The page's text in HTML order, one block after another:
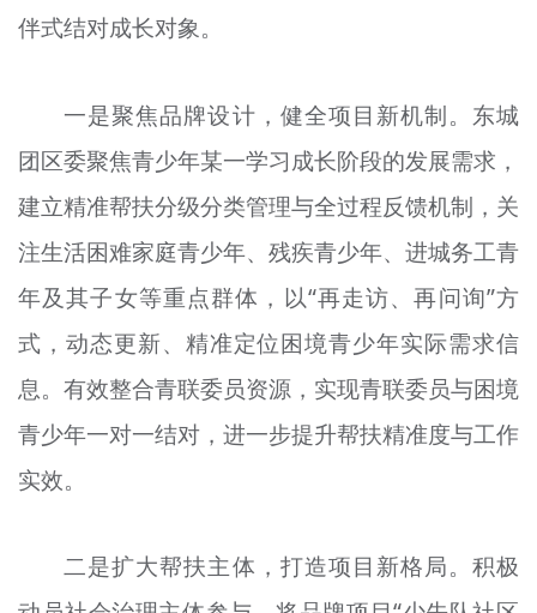
伴式结对成长对象。
一是聚焦品牌设计，健全项目新机制。东城
团区委聚焦青少年某一学习成长阶段的发展需求，
建立精准帮扶分级分类管理与全过程反馈机制，关
注生活困难家庭青少年、残疾青少年、进城务工青
年及其子女等重点群体，以“再走访、再问询”方
式，动态更新、精准定位困境青少年实际需求信
息。有效整合青联委员资源，实现青联委员与困境
青少年一对一结对，进一步提升帮扶精准度与工作
实效。
二是扩大帮扶主体，打造项目新格局。积极